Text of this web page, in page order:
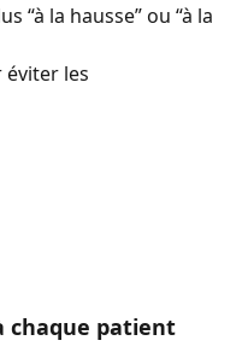
“à la hausse” ou “à la
les
chaque patient